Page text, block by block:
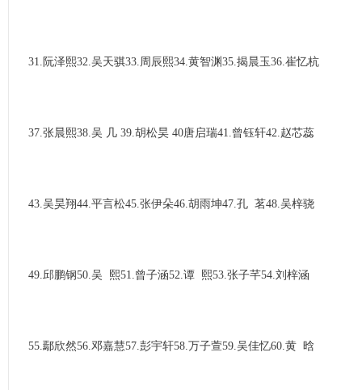
31.阮泽熙32.吴天骐33.周辰熙34.黄智渊35.揭晨玉36.崔忆杭
37.张晨熙38.吴 几 39.胡松昊 40唐启瑞41.曾钰轩42.赵芯蕊
43.吴昊翔44.平言松45.张伊朵46.胡雨坤47.孔 茗48.吴梓骁
49.邱鹏钢50.吴 熙51.曾子涵52.谭 熙53.张子芊54.刘梓涵
55.鄢欣然56.邓嘉慧57.彭宇轩58.万子萱59.吴佳忆60.黄 晗